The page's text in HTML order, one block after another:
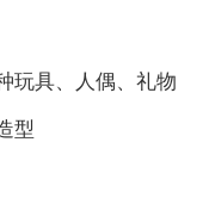
具、人偶、礼物
型